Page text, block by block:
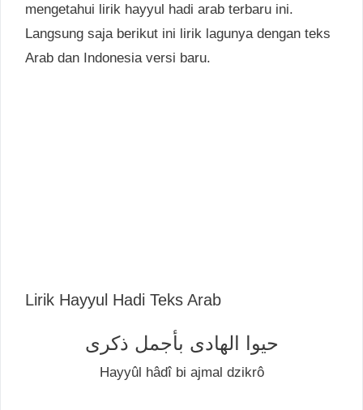
mengetahui lirik hayyul hadi arab terbaru ini.
Langsung saja berikut ini lirik lagunya dengan teks
Arab dan Indonesia versi baru.
Lirik Hayyul Hadi Teks Arab
حيوا الهادی بأجمل ذکری
Hаууûl hâdî bi ajmal dzikrô